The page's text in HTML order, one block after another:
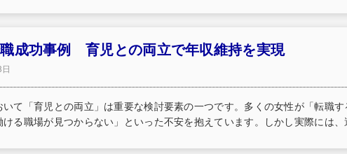
成功事例 育児との両立で年収維持を実現
て「育児との両立」は重要な検討要素の一つです。多くの女性が「転職
る職場が見つからない」といった不安を抱えています。しかし実際には